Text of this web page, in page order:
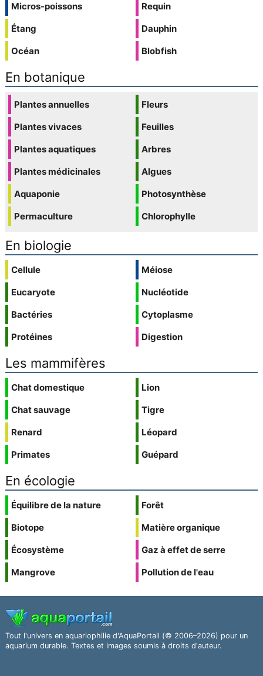
Micros-poissons
Étang
Océan
Requin
Dauphin
Blobfish
En botanique
Plantes annuelles
Plantes vivaces
Plantes aquatiques
Plantes médicinales
Aquaponie
Permaculture
Fleurs
Feuilles
Arbres
Algues
Photosynthèse
Chlorophylle
En biologie
Cellule
Eucaryote
Bactéries
Protéines
Méiose
Nucléotide
Cytoplasme
Digestion
Les mammifères
Chat domestique
Chat sauvage
Renard
Primates
Lion
Tigre
Léopard
Guépard
En écologie
Équilibre de la nature
Biotope
Écosystème
Mangrove
Forêt
Matière organique
Gaz à effet de serre
Pollution de l'eau
Tout l'univers en aquariophilie d'AquaPortail (© 2006–2026) pour un
aquarium durable. Textes et images soumis à droits d'auteur.